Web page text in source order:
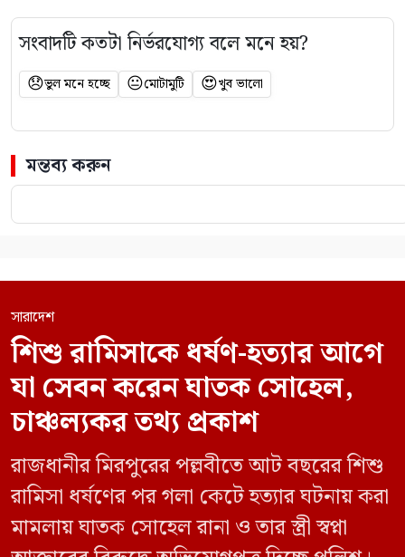
সংবাদটি কতটা নির্ভরযোগ্য বলে মনে হয়?
😞ভুল মনে হচ্ছে 😐মোটামুটি 😍খুব ভালো
মন্তব্য করুন
সারাদেশ
শিশু রামিসাকে ধর্ষণ-হত্যার আগে
যা সেবন করেন ঘাতক সোহেল,
চাঞ্চল্যকর তথ্য প্রকাশ
রাজধানীর মিরপুরের পল্লবীতে আট বছরের শিশু
রামিসা ধর্ষণের পর গলা কেটে হত্যার ঘটনায় করা
মামলায় ঘাতক সোহেল রানা ও তার স্ত্রী স্বপ্না